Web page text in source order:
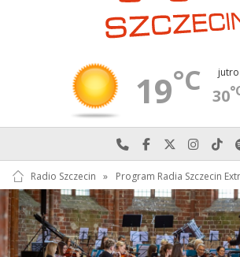
19°C jutro
30
Najlepiej po prostu do
Odwiedź nas na
Odwiedź
Radio Szczecin » Program Radia Szczecin